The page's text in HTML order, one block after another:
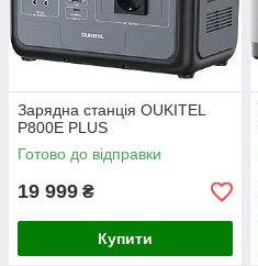
Зарядна станція OUKITEL
P800E PLUS
Готово до відправки
19 999 ₴
Купити